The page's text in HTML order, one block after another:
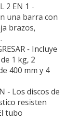
2 EN 1 -
una barra con
brazos,
- Incluye
1 kg, 2
400 mm y 4
- Los discos de
resisten
tubo